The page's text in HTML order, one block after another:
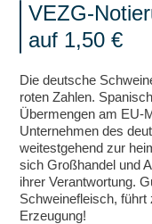
VEZG-
auf 1,50 €
Die deutsche
roten Zahlen.
Übermengen am EU-
Unternehmen des
weitestgehend zur
sich Großhandel und
ihrer Verantwortung.
Schweinefleisch,
Erzeugung!